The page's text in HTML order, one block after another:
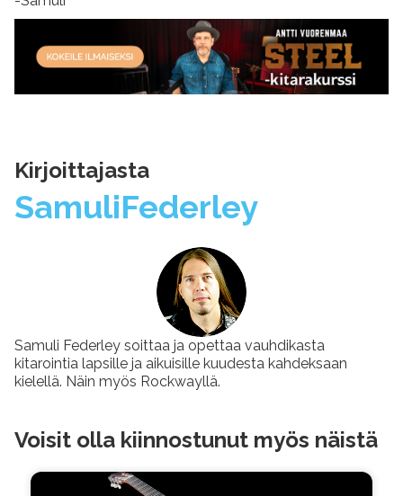
Kirjoittajasta
SamuliFederley
Samuli Federley soittaa ja opettaa vauhdikasta
kitarointia lapsille ja aikuisille kuudesta kahdeksaan
kielellä. Näin myös Rockwayllä.
Voisit olla kiinnostunut myös näistä